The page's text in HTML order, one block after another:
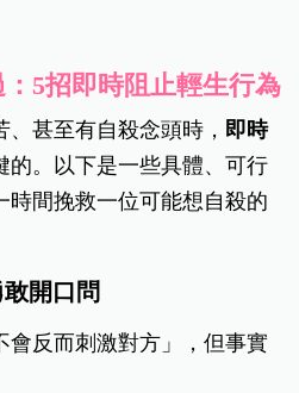
5招即時阻止輕生行為
甚至有自殺念頭時， 即時
的。以下是一些具體、可行
時間挽救一位可能想自殺的
開口問
會反而刺激對方」，但事實